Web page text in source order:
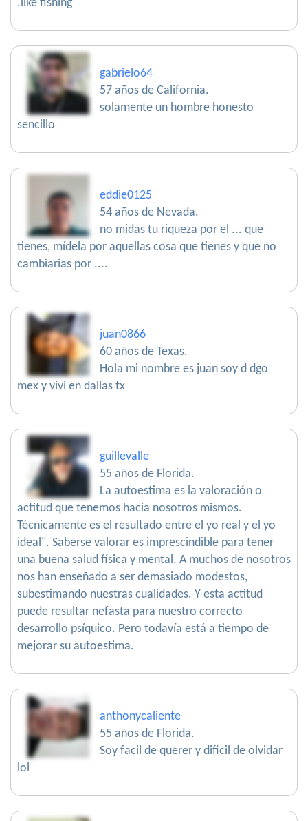
.like fishing
gabrielo64
57 años de California.
solamente un hombre honesto
sencillo
eddie0125
54 años de Nevada.
no midas tu riqueza por el ... que
tienes, mídela por aquellas cosa que tienes y que no
cambiarias por ....
juan0866
60 años de Texas.
Hola mi nombre es juan soy d dgo
mex y vivi en dallas tx
guillevalle
55 años de Florida.
La autoestima es la valoración o
actitud que tenemos hacia nosotros mismos.
Técnicamente es el resultado entre el yo real y el yo
ideal". Saberse valorar es imprescindible para tener
una buena salud física y mental. A muchos de nosotros
nos han enseñado a ser demasiado modestos,
subestimando nuestras cualidades. Y esta actitud
puede resultar nefasta para nuestro correcto
desarrollo psíquico. Pero todavía está a tiempo de
mejorar su autoestima.
anthonycaliente
55 años de Florida.
Soy facil de querer y dificil de olvidar
lol